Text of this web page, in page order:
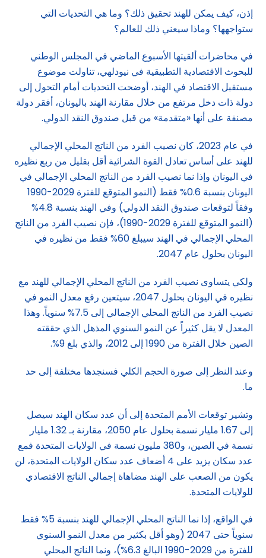
إذن، كيف يمكن للهند تحقيق ذلك؟ وما هي التحديات التي
ستواجهها؟ وماذا سيعني ذلك للعالم؟
في محاضرات ألقيتها الأسبوع الماضي في المجلس الوطني
للبحوث الاقتصادية التطبيقية في نيودلهي، تناولت موضوع
مستقبل الاقتصاد في الهند، أوضحت التحديات أمام التحول إلى
دولة ذات دخل مرتفع من خلال مقارنة الهند باليونان، أفقر دولة
مصنفة على أنها «متقدمة» من قبل صندوق النقد الدولي.
في عام 2023، كان نصيب الفرد من الناتج المحلي الإجمالي
للهند على أساس تعادل القوة الشرائية أقل بقليل من ربع نظيره
في اليونان وإذا نما نصيب الفرد من الناتج المحلي الإجمالي في
اليونان بنسبة 0.6% فقط (النمو المتوقع للفترة 2029-1990
وفقاً لتوقعات صندوق النقد الدولي) وفي الهند بنسبة 4.8%
(النمو المتوقع للفترة 2029-1990)، فإن نصيب الفرد من الناتج
المحلي الإجمالي في الهند سيبلغ 60% فقط من نظيره في
اليونان بحلول عام 2047.
ولكي يتساوى نصيب الفرد من الناتج المحلي الإجمالي للهند مع
نظيره في اليونان بحلول 2047، سيتعين رفع معدل النمو في
نصيب الفرد من الناتج المحلي الإجمالي إلى 7.5% سنوياً. وهذا
المعدل لا يقل كثيراً عن النمو السنوي المذهل الذي حققته
الصين خلال الفترة من 1990 إلى 2012، والذي بلغ 9%.
وعند النظر إلى صورة الحجم الكلي فسنجدها مختلفة إلى حد
ما.
وتشير توقعات الأمم المتحدة إلى أن عدد سكان الهند سيصل
إلى 1.67 مليار نسمة بحلول عام 2050، مقارنة بـ 1.32 مليار
نسمة في الصين، و380 مليون نسمة في الولايات المتحدة فمع
عدد سكان يزيد على 4 أضعاف عدد سكان الولايات المتحدة، لن
يكون من الصعب على الهند مضاهاة إجمالي الناتج الاقتصادي
للولايات المتحدة.
في الواقع، إذا نما الناتج المحلي الإجمالي للهند بنسبة 5% فقط
سنوياً حتى 2047 (وهو أقل بكثير من معدل النمو السنوي
للفترة من 2029-1990 البالغ 6.3%)، ونما الناتج المحلي